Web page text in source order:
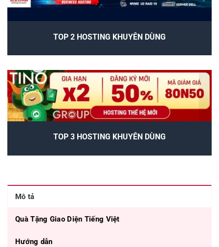
TOP 2 HOSTING KHUYÊN DÙNG
TOP 3 HOSTING KHUYÊN DÙNG
Mô tả
Quà Tặng Giao Diện Tiếng Việt
Hướng dẫn